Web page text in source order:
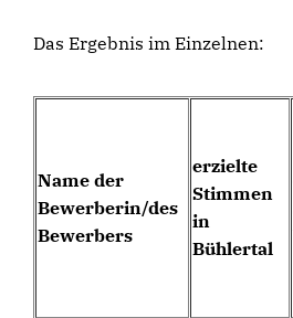
Das Ergebnis im Einzelnen:
Name der
Bewerberin/des
Bewerbers
erzielte
Stimmen
in
Bühlertal